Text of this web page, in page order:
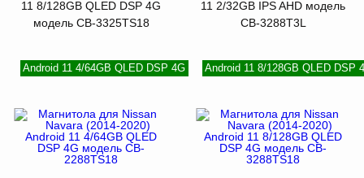
11 8/128GB QLED DSP 4G
модель CB-3325TS18
11 2/32GB IPS AHD модель
CB-3288T3L
Android 11 4/64GB QLED DSP 4G Android 11 8/128GB QLED DSP